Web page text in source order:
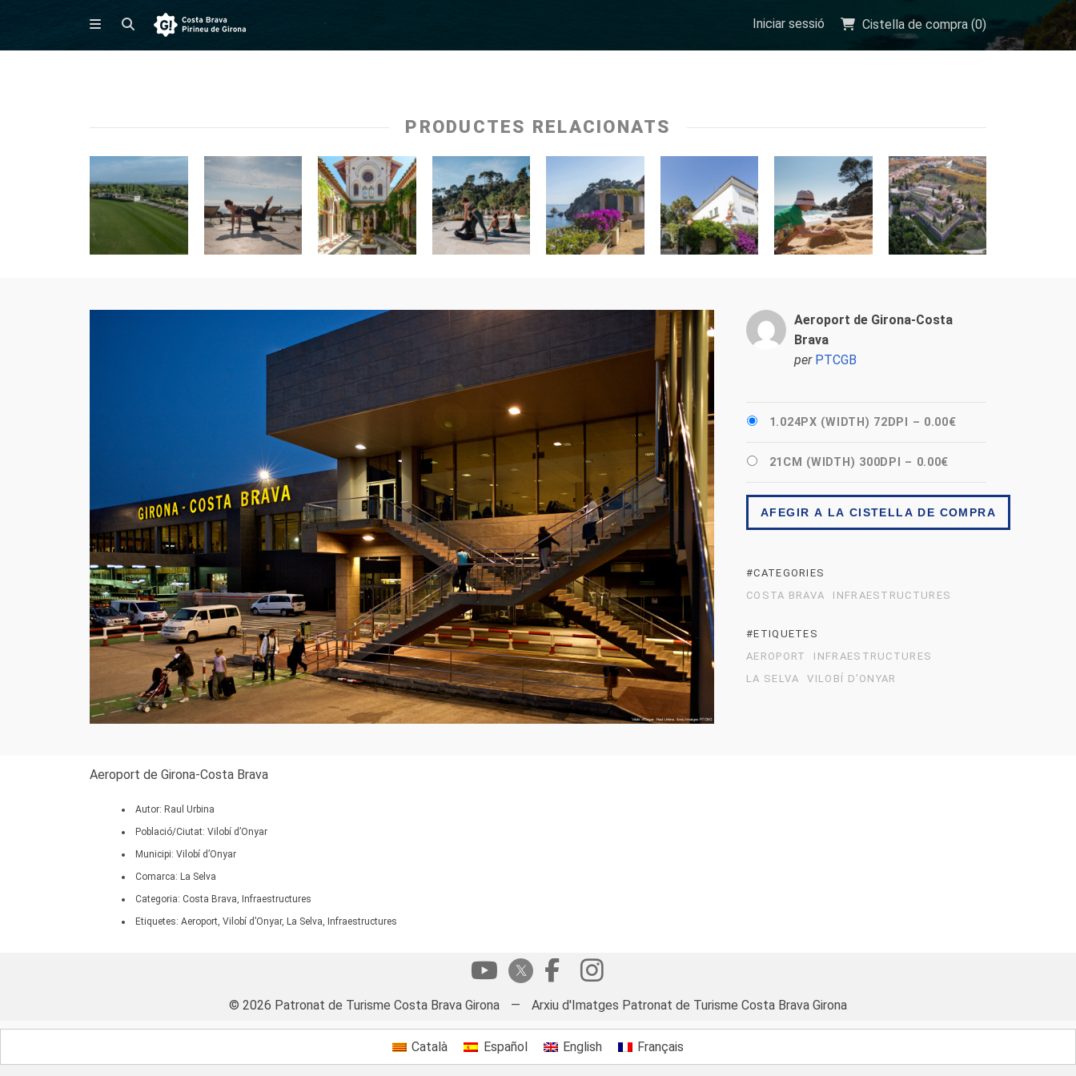
Iniciar sessió Cistella de compra (0)
PRODUCTES RELACIONATS
Aeroport de Girona-Costa
Brava
per PTCGB
1.024PX (WIDTH) 72DPI – 0.00€
21CM (WIDTH) 300DPI – 0.00€
AFEGIR A LA CISTELLA DE COMPRA
#CATEGORIES
COSTA BRAVA
INFRAESTRUCTURES
#ETIQUETES
AEROPORT
INFRAESTRUCTURES
LA SELVA
VILOBÍ D'ONYAR
Aeroport de Girona-Costa Brava
Autor: Raul Urbina
Població/Ciutat: Vilobí d’Onyar
Municipi: Vilobí d’Onyar
Comarca: La Selva
Categoria: Costa Brava, Infraestructures
Etiquetes: Aeroport, Vilobí d’Onyar, La Selva, Infraestructures
© 2026 Patronat de Turisme Costa Brava Girona — Arxiu d'Imatges Patronat de Turisme Costa Brava Girona
Català Español English Français